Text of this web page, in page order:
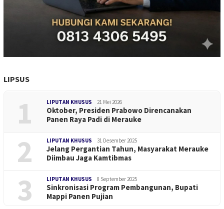
LIPSUS
1 LIPUTAN KHUSUS 21 Mei 2026
Oktober, Presiden Prabowo Direncanakan
Panen Raya Padi di Merauke
2 LIPUTAN KHUSUS 31 Desember 2025
Jelang Pergantian Tahun, Masyarakat Merauke
Diimbau Jaga Kamtibmas
3 LIPUTAN KHUSUS 8 September 2025
Sinkronisasi Program Pembangunan, Bupati
Mappi Panen Pujian